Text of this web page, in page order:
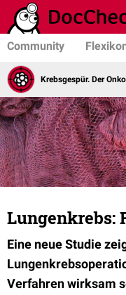
Community
Krebsgespür. Der
Lungenkrebs:
Eine neue Studie
Verfahren wirksam